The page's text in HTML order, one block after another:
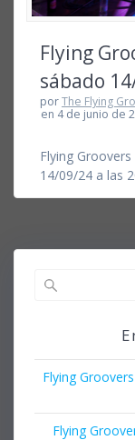
Flying
sábado
porThe Flying
en 4 de junio de
Flying
14/09/24 a las
Flying
Flying